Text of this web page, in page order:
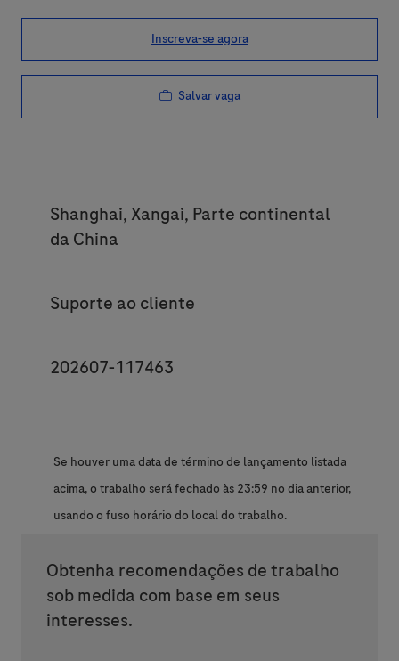
Inscreva-se agora
Salvar vaga
Location
Shanghai, Xangai, Parte continental
da China
Category
Suporte ao cliente
JobId
202607-117463
Se houver uma data de término de lançamento listada
acima, o trabalho será fechado às 23:59 no dia anterior,
usando o fuso horário do local do trabalho.
Obtenha recomendações de trabalho
sob medida com base em seus
interesses.